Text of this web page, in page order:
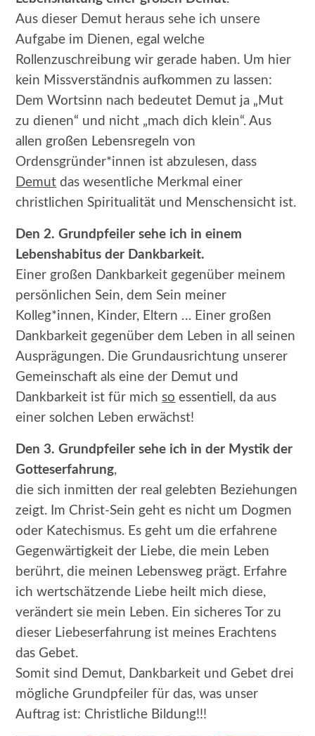
Aus dieser Demut heraus sehe ich unsere
Aufgabe im Dienen, egal welche
Rollenzuschreibung wir gerade haben. Um hier
kein Missverständnis aufkommen zu lassen:
Dem Wortsinn nach bedeutet Demut ja „Mut
zu dienen“ und nicht „mach dich klein“. Aus
allen großen Lebensregeln von
Ordensgründer*innen ist abzulesen, dass
Demut das wesentliche Merkmal einer
christlichen Spiritualität und Menschensicht ist.
Den 2. Grundpfeiler sehe ich in einem
Lebenshabitus der Dankbarkeit.
Einer großen Dankbarkeit gegenüber meinem
persönlichen Sein, dem Sein meiner
Kolleg*innen, Kinder, Eltern … Einer großen
Dankbarkeit gegenüber dem Leben in all seinen
Ausprägungen. Die Grundausrichtung unserer
Gemeinschaft als eine der Demut und
Dankbarkeit ist für michso essentiell, da aus
einer solchen Leben erwächst!
Den 3. Grundpfeiler sehe ich in der Mystik der
Gotteserfahrung,
die sich inmitten der real gelebten Beziehungen
zeigt. Im Christ-Sein geht es nicht um Dogmen
oder Katechismus. Es geht um die erfahrene
Gegenwärtigkeit der Liebe, die mein Leben
berührt, die meinen Lebensweg prägt. Erfahre
ich wertschätzende Liebe heilt mich diese,
verändert sie mein Leben. Ein sicheres Tor zu
dieser Liebeserfahrung ist meines Erachtens
das Gebet.
Somit sind Demut, Dankbarkeit und Gebet drei
mögliche Grundpfeiler für das, was unser
Auftrag ist: Christliche Bildung!!!